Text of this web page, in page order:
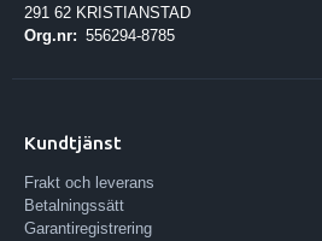
291 62 KRISTIANSTAD
Org.nr: 556294-8785
Kundtjänst
Frakt och leverans
Betalningssätt
Garantiregistrering